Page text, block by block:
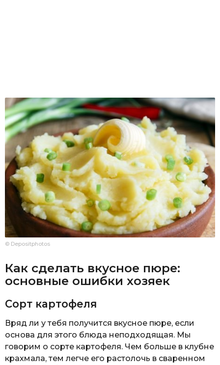
© Depositphotos
Как сделать вкусное пюре:
основные ошибки хозяек
Сорт картофеля
Вряд ли у тебя получится вкусное пюре, если
основа для этого блюда неподходящая. Мы
говорим о сорте картофеля. Чем больше в клубне
крахмала, тем легче его растолочь в сваренном